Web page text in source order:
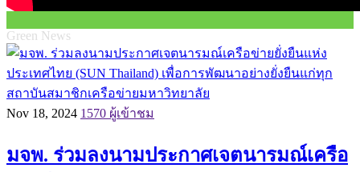
Green News
Nov 18, 2024 1570 ผู้เข้าชม
มจพ. ร่วมลงนามประกาศเจตนารมณ์เครือ